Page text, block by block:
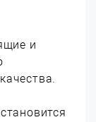
и